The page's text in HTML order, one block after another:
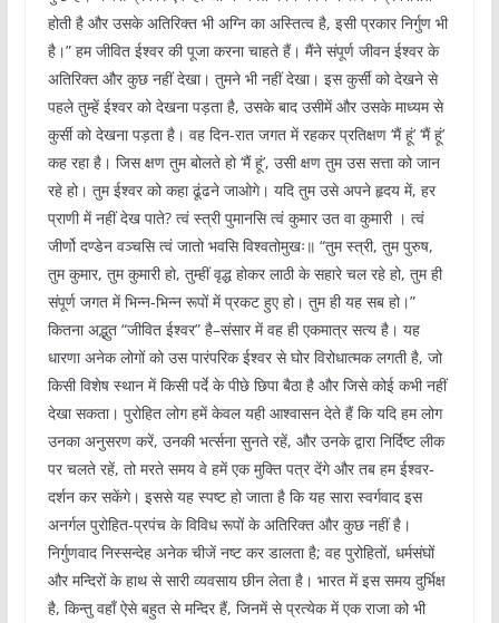
होती है और उसके अतिरिक्त भी अग्नि का अस्तित्व है, इसी प्रकार निर्गुण भी
है।” हम जीवित ईश्वर की पूजा करना चाहते हैं। मैंने संपूर्ण जीवन ईश्वर के
अतिरिक्त और कुछ नहीं देखा। तुमने भी नहीं देखा। इस कुर्सी को देखने से
पहले तुम्हें ईश्वर को देखना पड़ता है, उसके बाद उसीमें और उसके माध्यम से
कुर्सी को देखना पड़ता है। वह दिन-रात जगत में रहकर प्रतिक्षण ‘मैं हूं’ ‘मैं हूं’
कह रहा है। जिस क्षण तुम बोलते हो ‘मैं हूं’, उसी क्षण तुम उस सत्ता को जान
रहे हो। तुम ईश्वर को कहा ढूंढने जाओगे। यदि तुम उसे अपने हृदय में, हर
प्राणी में नहीं देख पाते? त्वं स्त्री पुमानसि त्वं कुमार उत वा कुमारी । त्वं
जीर्णो दण्डेन वञ्चसि त्वं जातो भवसि विश्वतोमुखः॥ “तुम स्त्री, तुम पुरुष,
तुम कुमार, तुम कुमारी हो, तुम्हीं वृद्ध होकर लाठी के सहारे चल रहे हो, तुम ही
संपूर्ण जगत में भिन्न-भिन्न रूपों में प्रकट हुए हो। तुम ही यह सब हो।”
कितना अद्भुत “जीवित ईश्वर” है–संसार में वह ही एकमात्र सत्य है। यह
धारणा अनेक लोगों को उस पारंपरिक ईश्वर से घोर विरोधात्मक लगती है, जो
किसी विशेष स्थान में किसी पर्दे के पीछे छिपा बैठा है और जिसे कोई कभी नहीं
देखा सकता। पुरोहित लोग हमें केवल यही आश्वासन देते हैं कि यदि हम लोग
उनका अनुसरण करें, उनकी भर्त्सना सुनते रहें, और उनके द्वारा निर्दिष्ट लीक
पर चलते रहें, तो मरते समय वे हमें एक मुक्ति पत्र देंगे और तब हम ईश्वर-
दर्शन कर सकेंगे। इससे यह स्पष्ट हो जाता है कि यह सारा स्वर्गवाद इस
अनर्गल पुरोहित-प्रपंच के विविध रूपों के अतिरिक्त और कुछ नहीं है।
निर्गुणवाद निस्सन्देह अनेक चीजें नष्ट कर डालता है; वह पुरोहितों, धर्मसंघों
और मन्दिरों के हाथ से सारी व्यवसाय छीन लेता है। भारत में इस समय दुर्भिक्ष
है, किन्तु वहाँ ऐसे बहुत से मन्दिर हैं, जिनमें से प्रत्येक में एक राजा को भी